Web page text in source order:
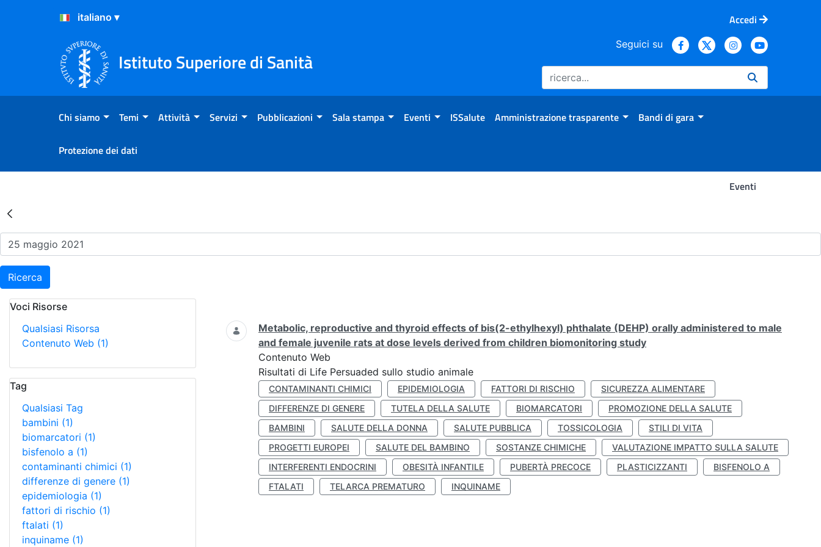
Salta al Contenuto
Salta al Footer
Accedi
Istituto Superiore di Sanità
Seguici su
Chi siamo Temi Attività Servizi Pubblicazioni Sala stampa Eventi ISSalute Amministrazione trasparente Bandi di gara
Protezione dei dati
Eventi
Risultati della Ricerca - Eventi
Ricerca
Voci Risorse
Qualsiasi Risorsa
Contenuto Web (1)
Tag
Qualsiasi Tag
bambini (1)
biomarcatori (1)
bisfenolo a (1)
contaminanti chimici (1)
differenze di genere (1)
epidemiologia (1)
fattori di rischio (1)
ftalati (1)
inquiname (1)
Ricerca
Metabolic, reproductive and thyroid effects of bis(2-ethylhexyl) phthalate (DEHP) orally administered to male
and female juvenile rats at dose levels derived from children biomonitoring study
Contenuto Web
Risultati di Life Persuaded sullo studio animale
CONTAMINANTI CHIMICI EPIDEMIOLOGIA FATTORI DI RISCHIO
SICUREZZA ALIMENTARE
DIFFERENZE DI GENERE
TUTELA DELLA SALUTE BIOMARCATORI
PROMOZIONE DELLA SALUTE
BAMBINI
SALUTE DELLA DONNA SALUTE PUBBLICA TOSSICOLOGIA
STILI DI VITA
PROGETTI EUROPEI
SALUTE DEL BAMBINO SOSTANZE CHIMICHE
VALUTAZIONE IMPATTO SULLA SALUTE
INTERFERENTI ENDOCRINI
OBESITÀ INFANTILE PUBERTÀ PRECOCE PLASTICIZZANTI
BISFENOLO A
FTALATI
TELARCA PREMATURO INQUINAME